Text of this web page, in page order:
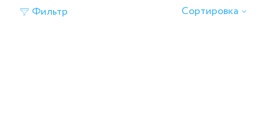
Фильтр Сортировка